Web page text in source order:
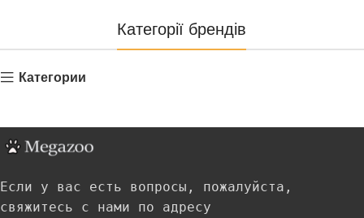
Категорії брендів
Категории
Если у вас есть вопросы, пожалуйста,
свяжитесь с нами по адресу